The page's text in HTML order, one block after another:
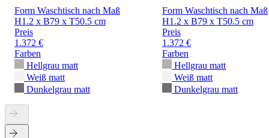
Form Waschtisch nach Maß
H1.2 x B79 x T50.5 cm
Preis
1.372 €
Farben
Hellgrau matt
Weiß matt
Dunkelgrau matt
Form Waschtisch nach Maß
H1.2 x B79 x T50.5 cm
Preis
1.372 €
Farben
Hellgrau matt
Weiß matt
Dunkelgrau matt